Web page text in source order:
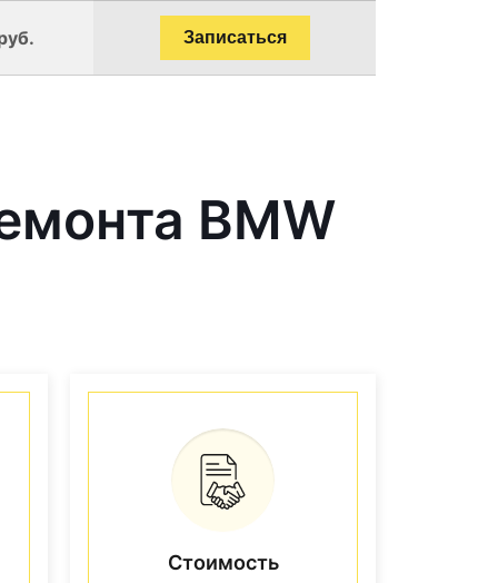
Записаться
BMW
Стоимость